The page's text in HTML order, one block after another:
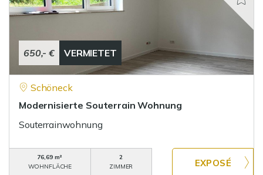
650,- € VERMIETET
Schöneck
Modernisierte Souterrain Wohnung
Souterrainwohnung
76,69 m²
WOHNFLÄCHE
2
ZIMMER